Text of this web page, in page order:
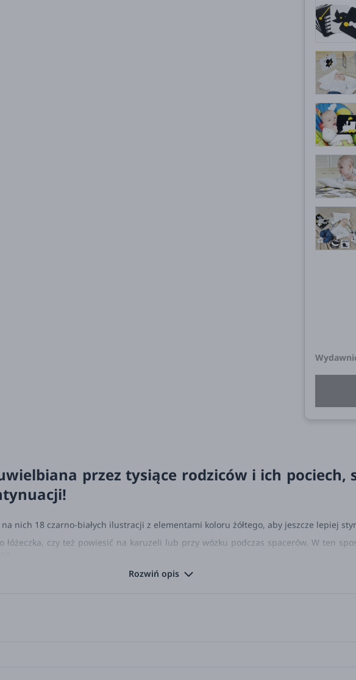
przez tysiące rodziców i ich pociech,
nich 18 czarno-białych ilustracji z elementami koloru żółtego, aby jeszcze lepiej
łóżeczka, czy też powiesić na karuzeli lub przy wózku podczas spacerów. W ten
kontrastowe barwy. Kontrastowe ilustracje dobrane specjalnie z myślą o
Rozwiń opis